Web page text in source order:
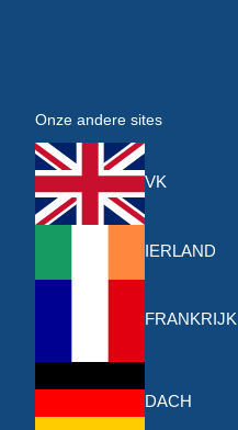
Onze andere sites
VK
IERLAND
FRANKRIJK
DACH